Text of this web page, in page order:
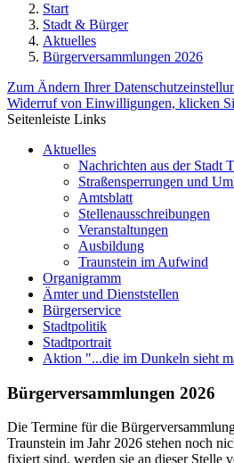
Start
Stadt & Bürger
Aktuelles
Bürgerversammlungen 2026
Zum Ändern Ihrer
Widerruf von Einwilligungen, klicken
Seitenleiste Links
Aktuelles
Nachrichten aus der Stadt
Straßensperrungen und
Amtsblatt
Stellenausschreibungen
Veranstaltungen
Ausbildung
Traunstein im Aufwind
Organigramm
Ämter und Dienststellen
Bürgerservice
Stadtpolitik
Stadtportrait
Aktion "...die im Dunkeln sieht
Bürgerversammlungen 2026
Die Termine für die
Traunstein im Jahr 2026 stehen noch
fixiert sind, werden sie an dieser Stelle